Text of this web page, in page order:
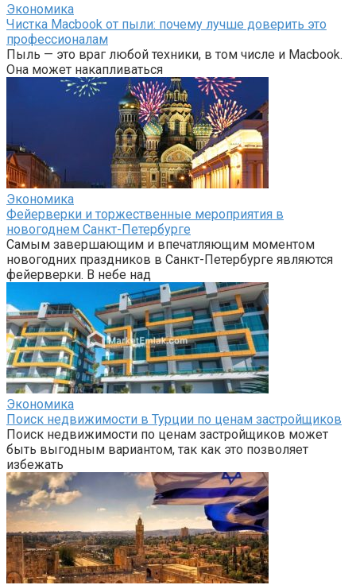
Экономика
Чистка Macbook от пыли: почему лучше доверить это
профессионалам
Пыль — это враг любой техники, в том числе и Macbook.
Она может накапливаться
Экономика
Фейерверки и торжественные мероприятия в
новогоднем Санкт-Петербурге
Самым завершающим и впечатляющим моментом
новогодних праздников в Санкт-Петербурге являются
фейерверки. В небе над
Экономика
Поиск недвижимости в Турции по ценам застройщиков
Поиск недвижимости по ценам застройщиков может
быть выгодным вариантом, так как это позволяет
избежать